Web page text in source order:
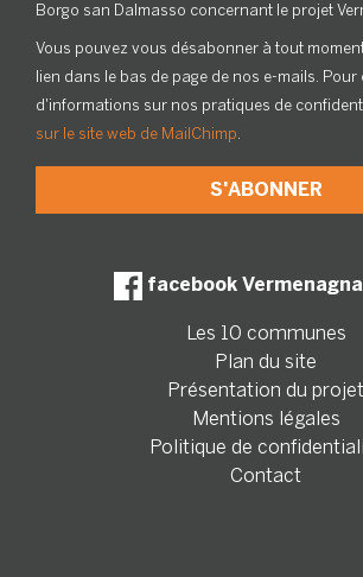
Borgo san Dalmasso concernant le projet
Vous pouvez vous désabonner à tout
lien dans le bas de page de nos e-mails.
d'informations sur nos pratiques de
sur le site web de MailChimp.
facebook
Les 10 communes
Plan du site
Présentation du projet
Mentions légales
Politique de
Contact